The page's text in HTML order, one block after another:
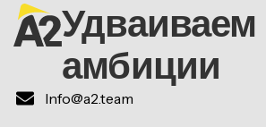
Удваиваем
амбиции
Info@a2.team